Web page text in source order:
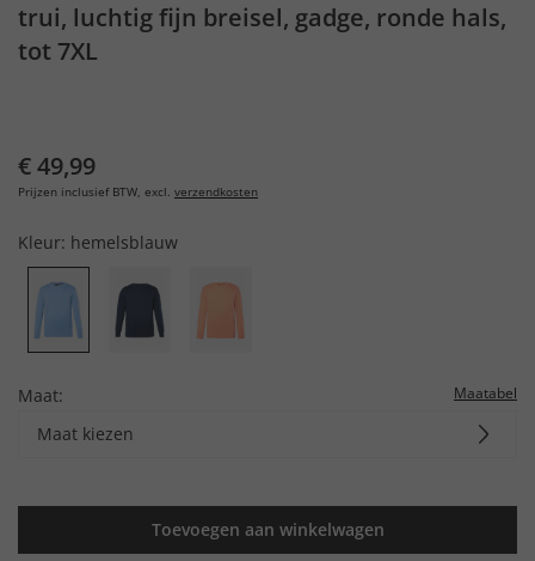
trui, luchtig fijn breisel, gadge, ronde hals,
tot 7XL
€ 49,99
Prijzen inclusief BTW, excl. verzendkosten
Kleur: hemelsblauw
Maat: Maatabel
Maat kiezen
Toevoegen aan winkelwagen